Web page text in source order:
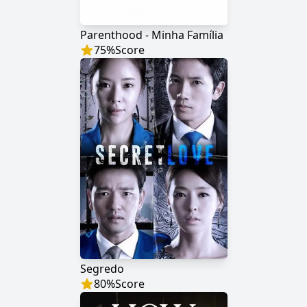
Parenthood - Minha Família
75%Score
Segredo
80%Score